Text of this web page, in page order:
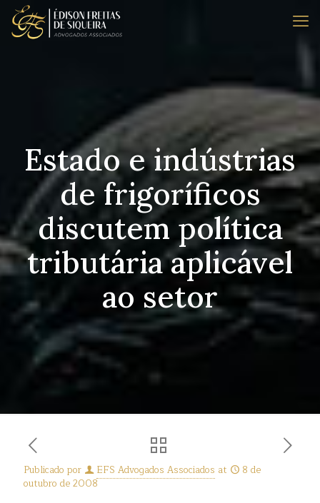
Estado e indústrias
de frigoríficos
discutem política
tributária aplicável
ao setor
Publicado por EFS Advogados Associados at
8 de
outubro de 2008